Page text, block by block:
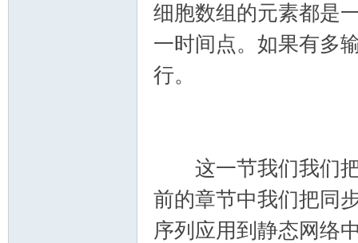
细胞数组的元素都是
一时间点。如果有多
行。
这一节我们我们把
前的章节中我们把同
序列应用到静态网络